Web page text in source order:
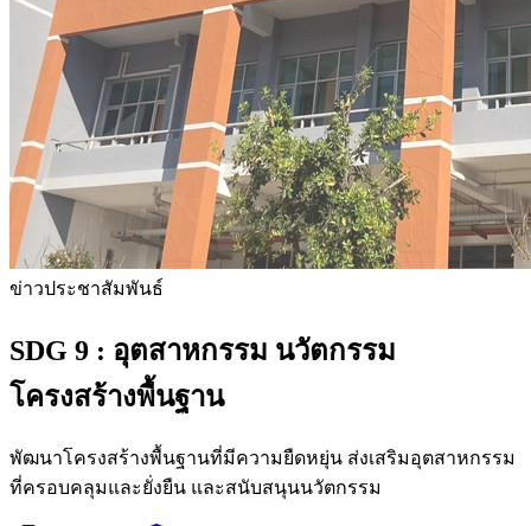
ข่าวประชาสัมพันธ์
SDG 9 : อุตสาหกรรม นวัตกรรม
โครงสร้างพื้นฐาน
พัฒนาโครงสร้างพื้นฐานที่มีความยืดหยุ่น ส่งเสริมอุตสาหกรรม
ที่ครอบคลุมและยั่งยืน และสนับสนุนนวัตกรรม